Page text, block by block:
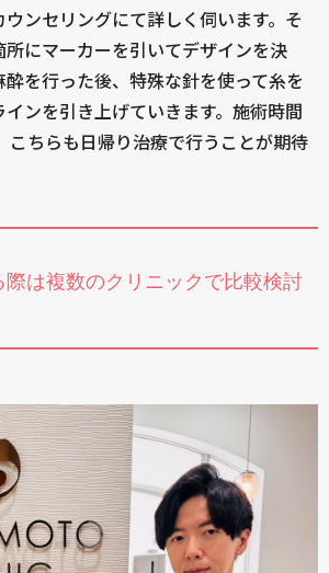
ンセリングにて詳しく伺います。そ
所にマーカーを引いてデザインを決
を行った後、特殊な針を使って糸を
ンを引き上げていきます。施術時間
こちらも日帰り治療で行うことが期待
際は複数のクリニックで比較検討